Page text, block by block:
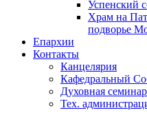
Успенский
Храм на
подворье
Епархии
Контакты
Канцелярия
Кафедральный
Духовная
Тех.